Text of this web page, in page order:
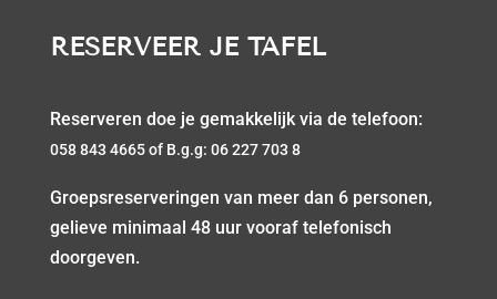
RESERVEER JE TAFEL
Reserveren doe je gemakkelijk via de telefoon:
058 843 4665 of B.g.g: 06 227 703 8
Groepsreserveringen van meer dan 6 personen,
gelieve minimaal 48 uur vooraf telefonisch
doorgeven.